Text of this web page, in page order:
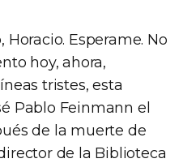
Esperame. No
hoy, ahora,
tristes, esta
Pablo Feinmann el
de la muerte de
de la Biblioteca